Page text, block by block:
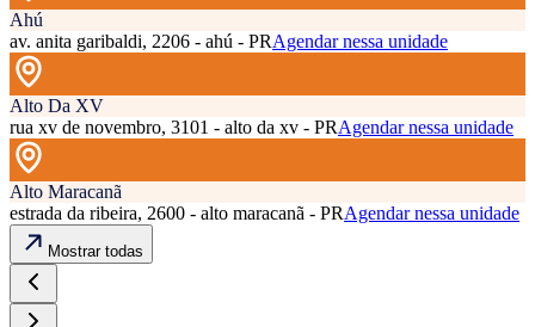
Ahú
av. anita garibaldi, 2206 - ahú - PRAgendar nessa unidade
Alto Da XV
rua xv de novembro, 3101 - alto da xv - PRAgendar nessa unidade
Alto Maracanã
estrada da ribeira, 2600 - alto maracanã - PRAgendar nessa unidade
Mostrar todas